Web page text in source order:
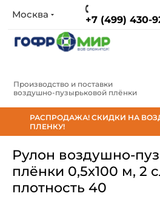
Москва +7 (499) 430-
Производство и поставки
воздушно‑пузырьковой плёнки
РАСПРОДАЖА! СКИДКИ НА
ПЛЕНКУ!
Рулон воздушно-
плёнки 0,5х100 м, 2
плотность 40